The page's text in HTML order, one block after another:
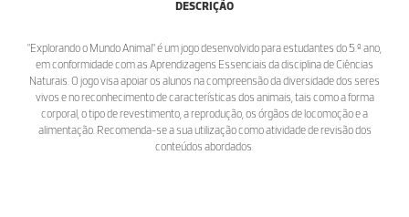
DESCRIÇÃO
"Explorando o Mundo Animal" é um jogo desenvolvido para estudantes do 5.º ano,
em conformidade com as Aprendizagens Essenciais da disciplina de Ciências
Naturais. O jogo visa apoiar os alunos na compreensão da diversidade dos seres
vivos e no reconhecimento de características dos animais, tais como a forma
corporal, o tipo de revestimento, a reprodução, os órgãos de locomoção e a
alimentação. Recomenda-se a sua utilização como atividade de revisão dos
conteúdos abordados.